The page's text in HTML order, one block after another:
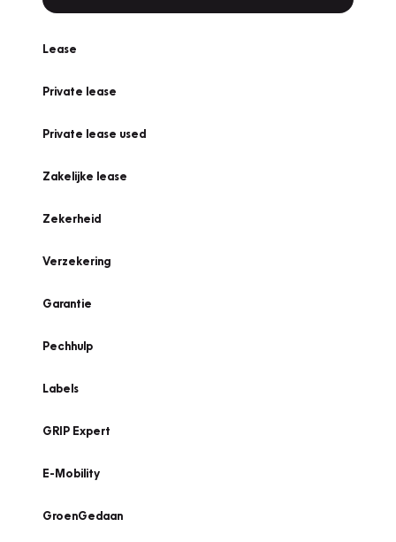
Lease
Private lease
Private lease used
Zakelijke lease
Zekerheid
Verzekering
Garantie
Pechhulp
Labels
GRIP Expert
E-Mobility
GroenGedaan